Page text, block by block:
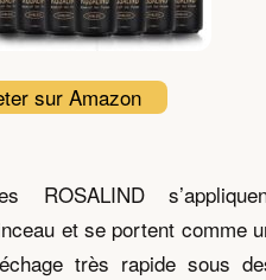
sur Amazon
et se portent comme
très rapide sous